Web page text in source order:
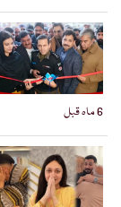
6 ماہ قبل